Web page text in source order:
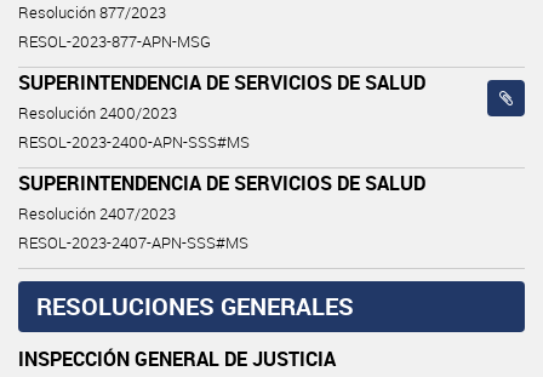
Resolución 877/2023
RESOL-2023-877-APN-MSG
SUPERINTENDENCIA DE SERVICIOS DE SALUD
Resolución 2400/2023
RESOL-2023-2400-APN-SSS#MS
SUPERINTENDENCIA DE SERVICIOS DE SALUD
Resolución 2407/2023
RESOL-2023-2407-APN-SSS#MS
RESOLUCIONES GENERALES
INSPECCIÓN GENERAL DE JUSTICIA